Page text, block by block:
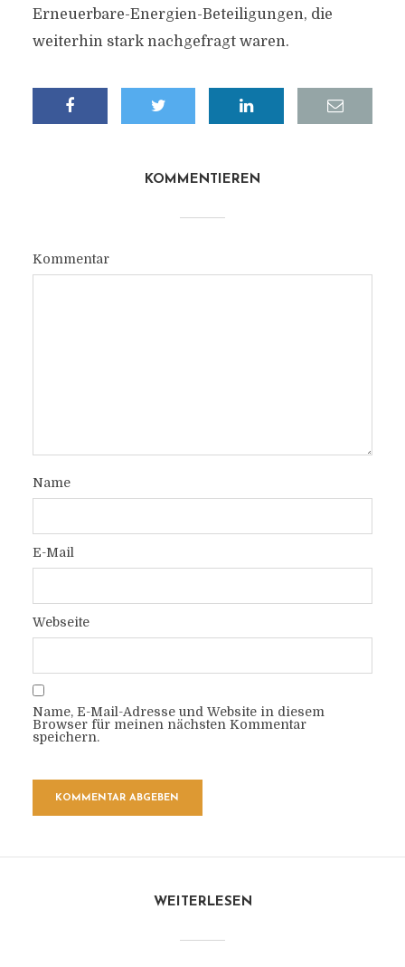
Erneuerbare-Energien-Beteiligungen, die
weiterhin stark nachgefragt waren.
KOMMENTIEREN
Kommentar
Name
E-Mail
Webseite
Name, E-Mail-Adresse und Website in diesem
Browser für meinen nächsten Kommentar
speichern.
WEITERLESEN